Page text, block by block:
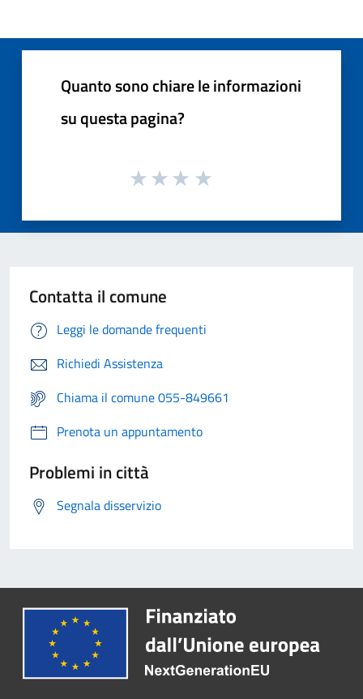
Quanto sono chiare le informazioni
su questa pagina?
Contatta il comune
Leggi le domande frequenti
Richiedi Assistenza
Chiama il comune 055-849661
Prenota un appuntamento
Problemi in città
Segnala disservizio